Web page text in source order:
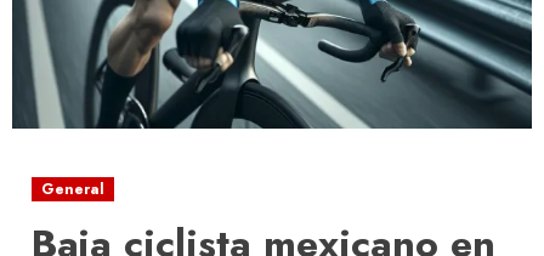
General
Baja ciclista mexicano en